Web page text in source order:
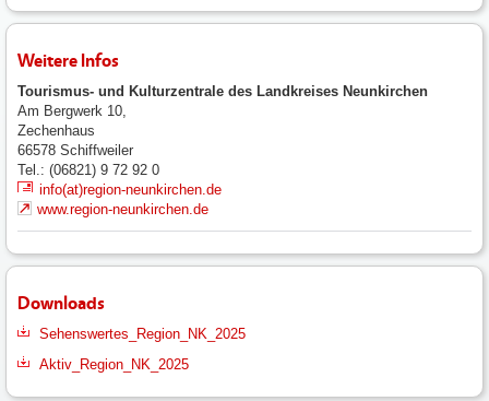
Weitere Infos
Tourismus- und Kulturzentrale des Landkreises Neunkirchen
Am Bergwerk 10,
Zechenhaus
66578 Schiffweiler
Tel.: (06821) 9 72 92 0
info(at)region-neunkirchen.de
www.region-neunkirchen.de
Downloads
Sehenswertes_Region_NK_2025
Aktiv_Region_NK_2025